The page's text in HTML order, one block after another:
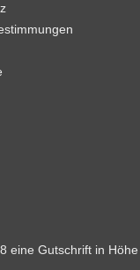
eine Gutschrift in